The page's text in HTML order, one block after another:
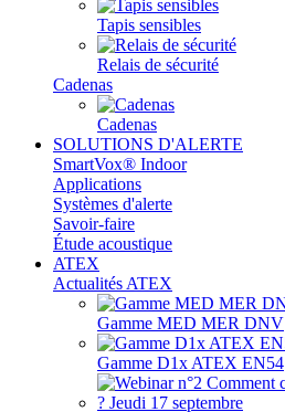
Tapis sensibles
Relais de sécurité
Cadenas
Cadenas
SOLUTIONS D'ALERTE
SmartVox® Indoor
Applications
Systèmes d'alerte
Savoir-faire
Étude acoustique
ATEX
Actualités ATEX
Gamme MED MER DNV
Gamme D1x ATEX EN54